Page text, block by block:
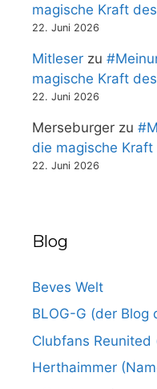
magische Kraft
22. Juni 2026
Mitleser zu
magische Kraft
22. Juni 2026
Merseburger zu
die magische
22. Juni 2026
Blog
Beves Welt
BLOG-G (der Blog
Clubfans Reunited
Herthaimmer